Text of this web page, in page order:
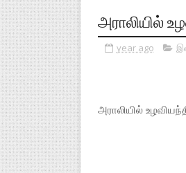
அராலியில்
year ago
அராலியில்